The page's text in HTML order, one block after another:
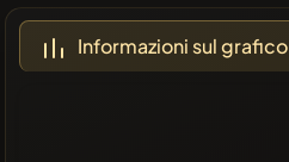
Informazioni sul grafico